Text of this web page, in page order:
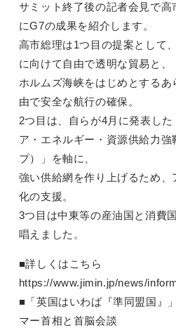
サミット終了後の記者会見で高
にG7の成果を紹介します。
高市総理は1つ目の提案として
に向けて自由で透明な貿易と、
ホルムズ海峡をはじめとするあ
由で安全な航行の確保。
2つ目は、自らが4月に発表し
ア・エネルギー・資源供給力強
プ）」を軸に、
強い供給網を作り上げるため、
化の支援。
3つ目は中東等の産油国と消費
唱えました。
■詳しくはこちら
https://www.jimin.jp/news/
■「英国はいわば『準同盟国』
マー首相と首脳会談